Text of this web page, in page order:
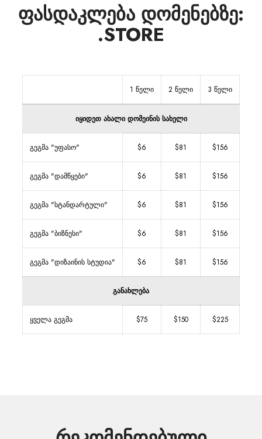
ფასდაკლება დომენებზე:
.STORE
1 წელი 2 წელი 3 წელი
იყიდეთ ახალი დომეინის სახელი
გეგმა "უფასო" $6 $81 $156
გეგმა "დამწყები" $6 $81 $156
გეგმა "სტანდარტული" $6 $81 $156
გეგმა "ბიზნესი" $6 $81 $156
გეგმა "დიზაინის სტუდია" $6 $81 $156
განახლება
ყველა გეგმა $75 $150 $225